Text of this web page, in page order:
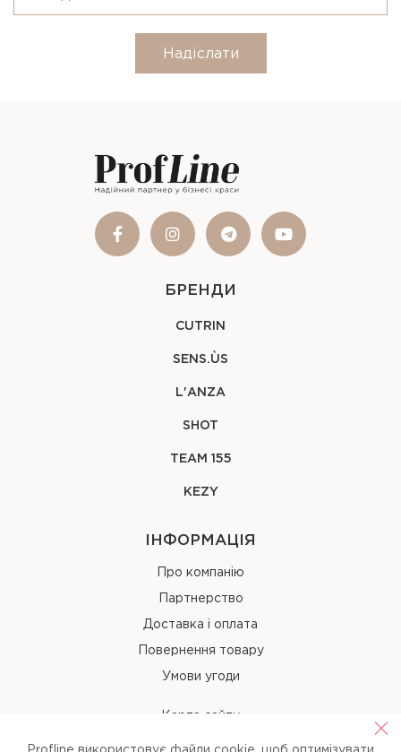
Надіслати
БРЕНДИ
CUTRIN
SENS.ÙS
L'ANZA
SHOT
TEAM 155
KEZY
ІНФОРМАЦІЯ
Про компанію
Партнерство
Доставка і оплата
Повернення товару
Умови угоди
Карта сайту